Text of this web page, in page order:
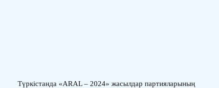
Түркістанда «ARAL – 2024» жасылдар партияларының